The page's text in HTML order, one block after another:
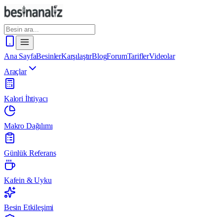
Ana SayfaBesinlerKarşılaştırBlogForumTariflerVideolar
Araçlar
Kalori İhtiyacı
Makro Dağılımı
Günlük Referans
Kafein & Uyku
Besin Etkileşimi